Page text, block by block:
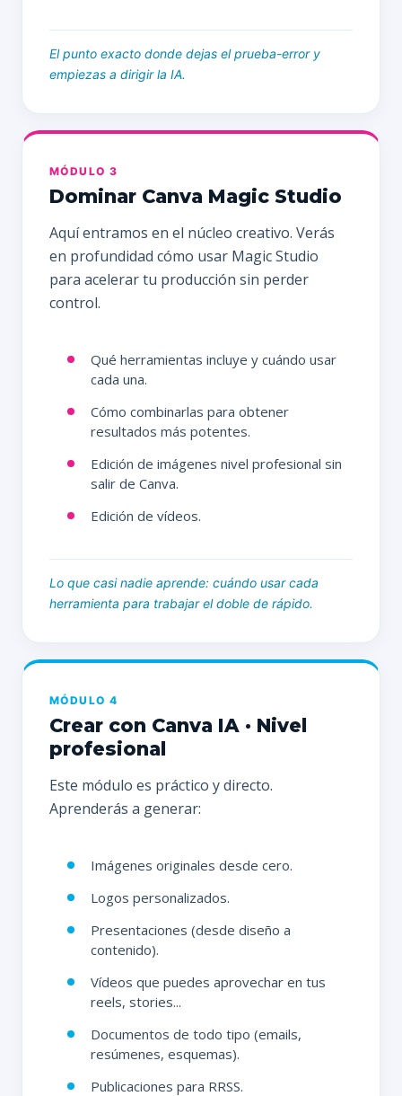
El punto exacto donde dejas el prueba-error y
empiezas a dirigir la IA.
MÓDULO 3
Dominar Canva Magic Studio
Aquí entramos en el núcleo creativo. Verás
en profundidad cómo usar Magic Studio
para acelerar tu producción sin perder
control.
Qué herramientas incluye y cuándo usar
cada una.
Cómo combinarlas para obtener
resultados más potentes.
Edición de imágenes nivel profesional sin
salir de Canva.
Edición de vídeos.
Lo que casi nadie aprende: cuándo usar cada
herramienta para trabajar el doble de rápido.
MÓDULO 4
Crear con Canva IA · Nivel
profesional
Este módulo es práctico y directo.
Aprenderás a generar:
Imágenes originales desde cero.
Logos personalizados.
Presentaciones (desde diseño a
contenido).
Vídeos que puedes aprovechar en tus
reels, stories...
Documentos de todo tipo (emails,
resúmenes, esquemas).
Publicaciones para RRSS.